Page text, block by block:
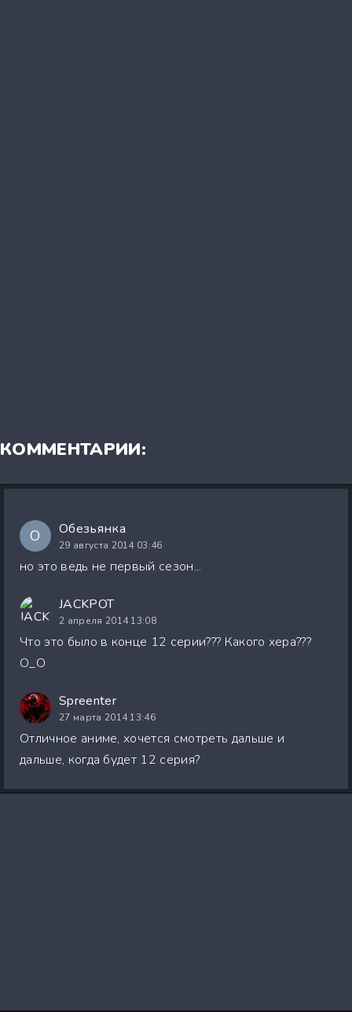
КОММЕНТАРИИ:
О Обезьянка
29 августа 2014 03:46
но это ведь не первый сезон...
JACKPOT
2 апреля 2014 13:08
Что это было в конце 12 серии??? Какого хера???
О_О
Spreenter
27 марта 2014 13:46
Отличное аниме, хочется смотреть дальше и
дальше, когда будет 12 серия?